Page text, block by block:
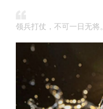
领兵打仗，不可一日无将。